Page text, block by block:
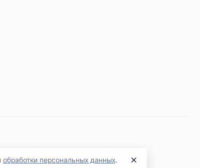
обработки персональных данных.